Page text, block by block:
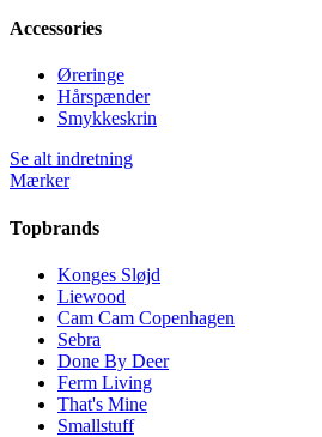
Accessories
Øreringe
Hårspænder
Smykkeskrin
Se alt indretning
Mærker
Topbrands
Konges Sløjd
Liewood
Cam Cam Copenhagen
Sebra
Done By Deer
Ferm Living
That's Mine
Smallstuff